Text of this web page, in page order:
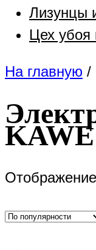
Лизунцы
Цех убоя
На главную /
KAWE